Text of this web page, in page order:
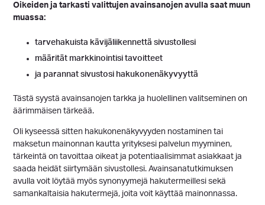
Oikeiden ja tarkasti valittujen avainsanojen avulla saat muun
muassa:
tarvehakuista kävijäliikennettä sivustollesi
määrität markkinointisi tavoitteet
ja parannat sivustosi hakukonenäkyvyyttä
Tästä syystä avainsanojen tarkka ja huolellinen valitseminen on
äärimmäisen tärkeää.
Oli kyseessä sitten hakukonenäkyvyyden nostaminen tai
maksetun mainonnan kautta yrityksesi palvelun myyminen,
tärkeintä on tavoittaa oikeat ja potentiaalisimmat asiakkaat ja
saada heidät siirtymään sivustollesi. Avainsanatutkimuksen
avulla voit löytää myös synonyymejä hakutermeillesi sekä
samankaltaisia hakutermejä, joita voit käyttää mainonnassa.